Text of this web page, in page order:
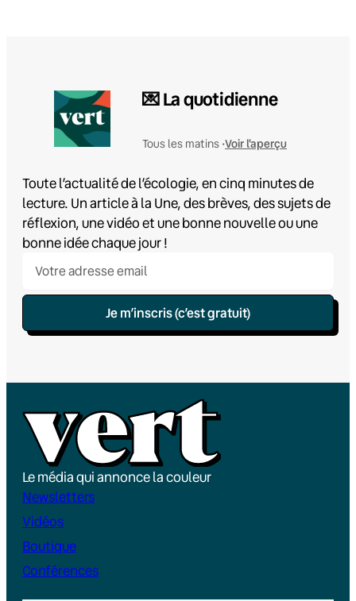
💌 La quotidienne
Tous les matins •Voir l'aperçu
Toute l’actualité de l’écologie, en cinq minutes de
lecture. Un article à la Une, des brèves, des sujets de
réflexion, une vidéo et une bonne nouvelle ou une
bonne idée chaque jour !
Je m’inscris (c’est gratuit)
Le média qui annonce la couleur
Newsletters
Vidéos
Boutique
Conférences